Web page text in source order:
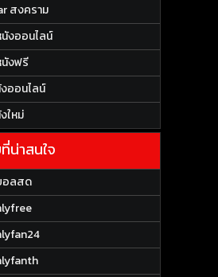
สงคราม
งออนไลน์
งฟรี
ออนไลน์
ใหม่
ที่น่าสนใจ
อลสด